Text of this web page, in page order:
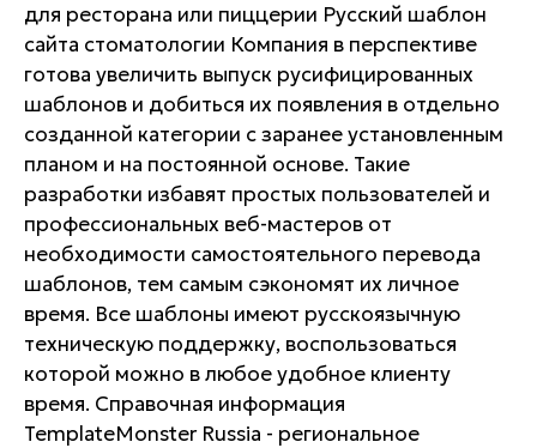
для ресторана или пиццерии Русский шаблон
сайта стоматологии Компания в перспективе
готова увеличить выпуск русифицированных
шаблонов и добиться их появления в отдельно
созданной категории с заранее установленным
планом и на постоянной основе. Такие
разработки избавят простых пользователей и
профессиональных веб-мастеров от
необходимости самостоятельного перевода
шаблонов, тем самым сэкономят их личное
время. Все шаблоны имеют русскоязычную
техническую поддержку, воспользоваться
которой можно в любое удобное клиенту
время. Справочная информация
TemplateMonster Russia - региональное